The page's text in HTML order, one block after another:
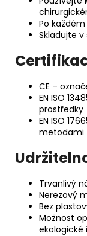
Po
Skladujte
CE –
EN ISO
prostředky
EN ISO
metodami
Trvanlivý
Nerezový
Bez
Možnost
ekologické